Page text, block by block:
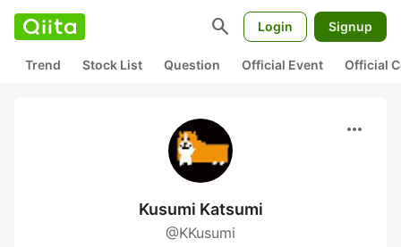
search Login Signup
Trend Stock List Question Official Event Official
more_horiz
Kusumi Katsumi
@KKusumi